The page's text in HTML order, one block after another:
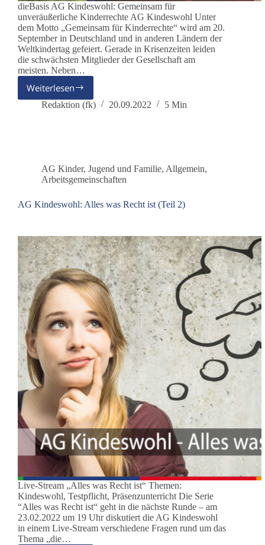
dieBasis AG Kindeswohl: Gemeinsam für
unveräußerliche Kinderrechte AG Kindeswohl Unter
dem Motto „Gemeinsam für Kinderrechte“ wird am 20.
September in Deutschland und in anderen Ländern der
Weltkindertag gefeiert. Gerade in Krisenzeiten leiden
die schwächsten Mitglieder der Gesellschaft am
meisten. Neben…
Weiterlesen
20.
September
Kinderrechte
Redaktion (fk) 20.09.2022 5 Min
AG Kinder, Jugend und Familie, Allgemein,
Arbeitsgemeinschaften
AG Kindeswohl: Alles was Recht ist (Teil 2)
Live-Stream „Alles was Recht ist“ Themen:
Kindeswohl, Testpflicht, Präsenzunterricht Die Serie
“Alles was Recht ist“ geht in die nächste Runde – am
23.02.2022 um 19 Uhr diskutiert die AG Kindeswohl
in einem Live-Stream verschiedene Fragen rund um das
Thema „die…